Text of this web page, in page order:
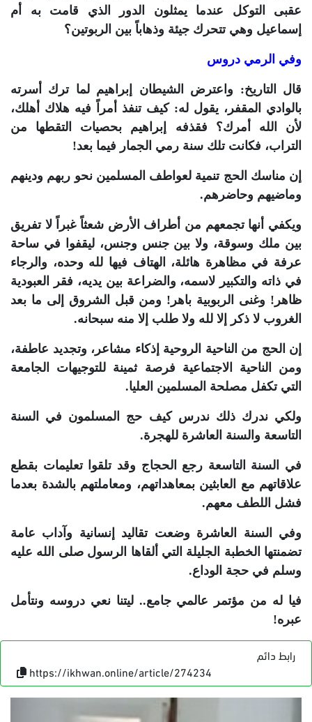
عقبى التوكل عندما يمثلون الدور الذي قامت به أم
إسماعيل وهي تتحرك جيئة وذهاباً بين الربوتين؟
وفي الرمي دروس
قال التاريخ: واعترض الشيطان إبراهيم لما ترك أسرته
بالوادي المقفر، يقول له: كيف تنفذ أمراً فيه هلاك أهلك،
لأن الله أمرك؟ فقذفه إبراهيم بحصيات التقطها من
التراب، فكانت تلك سنة رمي الجمار فيما بعد!
إن مناسك الحج تنمية لعواطف المسلمين نحو ربهم ودينهم
وماضيهم وحاضرهم.
ويكفي أنها تجمعهم من أطراف الأرض شعثاً غبراً لا تفريق
بين ملك وسوقة، ولا بين جنس وجنس، ليقفوا في ساحة
عرفة في مظاهرة هائلة، الهتاف فيها لله وحده، والرجاء
في ذاته والتكبير لاسمه، والضراعة بين يديه، فقر العبودية
ظاهر! وغنى الربوبية باهر! ومن قبل الشروق إلى ما بعد
الغروب لا ذكر إلا لله ولا طلب إلا منه سبحانه.
إن الحج من الناحية الروحية إذكاء مشاعر، وتجديد عاطفة،
ومن الناحية الاجتماعية فرصة ثمينة للتوجيهات الجامعة
التي تكفل مصلحة المسلمين العليا.
ولكي ندرك ذلك ندرس كيف حج المسلمون في السنة
التاسعة والسنة العاشرة للهجرة.
في السنة التاسعة رجع الحجاج وقد تلقوا تعليمات بقطع
علاقاتهم مع العابثين بمعاهداتهم، ومعاملتهم بالشدة بعدما
فشل اللطف معهم.
وفي السنة العاشرة وضعت تقاليد إنسانية وآداب عامة
تضمنتها الخطبة الجليلة التي ألقاها الرسول صلى الله عليه
وسلم في حجة الوداع.
فيا له من مؤتمر عالمي جامع.. ليتنا نعي دروسه ونتأمل
عبره!
رابط دائم
https://ikhwan.online/article/274234